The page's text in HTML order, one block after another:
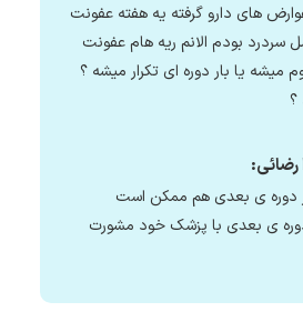
های دارو گرفته یه هفته عفونت
سردرد بودم الانم ریه هام عفونت
میشه یا بار دوره ای تکرار میشه ؟
؟
رضائی:
دوره ی بعدی هم ممکن است
دوره ی بعدی با پزشک خود مشورت